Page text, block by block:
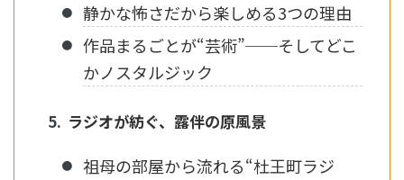
静かな怖さだから楽しめる3つの理由
作品まるごとが“芸術”──そしてどこ
かノスタルジック
ラジオが紡ぐ、露伴の原風景
祖母の部屋から流れる“杜王町ラジ